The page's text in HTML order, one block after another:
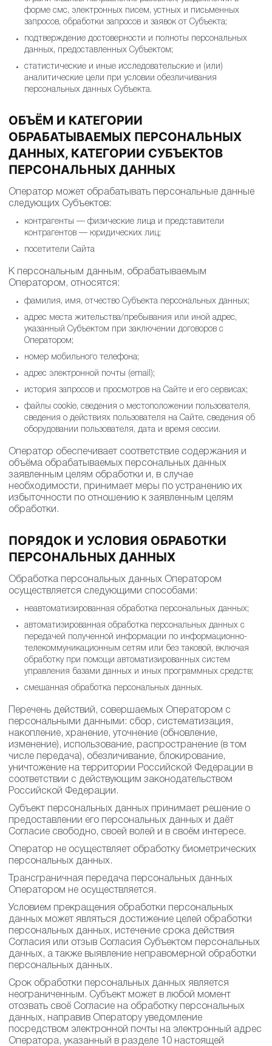
форме смс, электронных писем, устных и письменных
запросов, обработки запросов и заявок от Субъекта;
подтверждение достоверности и полноты персональных
данных, предоставленных Субъектом;
статистические и иные исследовательские и (или)
аналитические цели при условии обезличивания
персональных данных Субъекта.
ОБЪЁМ И КАТЕГОРИИ
ОБРАБАТЫВАЕМЫХ ПЕРСОНАЛЬНЫХ
ДАННЫХ, КАТЕГОРИИ СУБЪЕКТОВ
ПЕРСОНАЛЬНЫХ ДАННЫХ
Оператор может обрабатывать персональные данные
следующих Субъектов:
контрагенты — физические лица и представители
контрагентов — юридических лиц;
посетители Сайта
К персональным данным, обрабатываемым
Оператором, относятся:
фамилия, имя, отчество Субъекта персональных данных;
адрес места жительства/пребывания или иной адрес,
указанный Субъектом при заключении договоров с
Оператором;
номер мобильного телефона;
адрес электронной почты (email);
история запросов и просмотров на Сайте и его сервисах;
файлы cookie, сведения о местоположении пользователя,
сведения о действиях пользователя на Сайте, сведения об
оборудовании пользователя, дата и время сессии.
Оператор обеспечивает соответствие содержания и
объёма обрабатываемых персональных данных
заявленным целям обработки и, в случае
необходимости, принимает меры по устранению их
избыточности по отношению к заявленным целям
обработки.
ПОРЯДОК И УСЛОВИЯ ОБРАБОТКИ
ПЕРСОНАЛЬНЫХ ДАННЫХ
Обработка персональных данных Оператором
осуществляется следующими способами:
неавтоматизированная обработка персональных данных;
автоматизированная обработка персональных данных с
передачей полученной информации по информационно-
телекоммуникационным сетям или без таковой, включая
обработку при помощи автоматизированных систем
управления базами данных и иных программных средств;
смешанная обработка персональных данных.
Перечень действий, совершаемых Оператором с
персональными данными: сбор, систематизация,
накопление, хранение, уточнение (обновление,
изменение), использование, распространение (в том
числе передача), обезличивание, блокирование,
уничтожение на территории Российской Федерации в
соответствии с действующим законодательством
Российской Федерации.
Субъект персональных данных принимает решение о
предоставлении его персональных данных и даёт
Согласие свободно, своей волей и в своём интересе.
Оператор не осуществляет обработку биометрических
персональных данных.
Трансграничная передача персональных данных
Оператором не осуществляется.
Условием прекращения обработки персональных
данных может являться достижение целей обработки
персональных данных, истечение срока действия
Согласия или отзыв Согласия Субъектом персональных
данных, а также выявление неправомерной обработки
персональных данных.
Срок обработки персональных данных является
неограниченным. Субъект может в любой момент
отозвать своё Согласие на обработку персональных
данных, направив Оператору уведомление
посредством электронной почты на электронный адрес
Оператора, указанный в разделе 10 настоящей